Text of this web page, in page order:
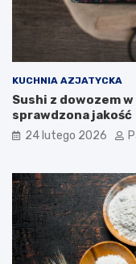
KUCHNIA AZJATYCKA
Sushi z dowozem
sprawdzona jakość
24 lutego 2026